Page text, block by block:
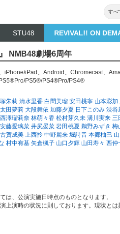
すべ
STU48 REVIVAL!! ON
NMB48劇場6周年
iPhone/iPad 、 Android 、 Chromecast、
PS5®Pro/PS5®/PS4®Pro/PS4®
朱莉 清水里香 白間美瑠 安田桃寧 山本彩加
太田夢莉 大段舞依 加藤夕夏 日下このみ 渋谷
西澤瑠莉奈 林萌々香 松村芽久未 溝川実来 三
安藤愛璃菜 井尻晏菜 岩田桃夏 鵜野みずき 梅
古賀成美 上西怜 中野麗来 堀詩音 本郷柚巴
村中有基 矢倉楓子 山口夕輝 山田寿々 西仲
、公演実施日時点のものとなります。
演時の状況に則しております。現状とは